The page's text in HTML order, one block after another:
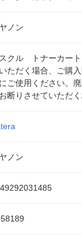
ノン
クル トナーカート
ただく場合、ご購
ご使用ください。
断りさせていただ
ノン